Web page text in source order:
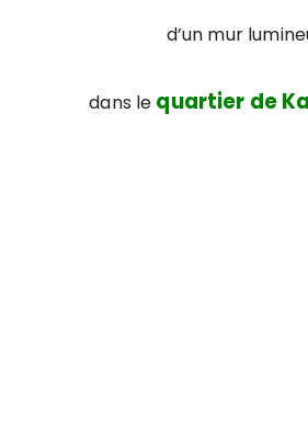
d’un mur
dans le quartier de